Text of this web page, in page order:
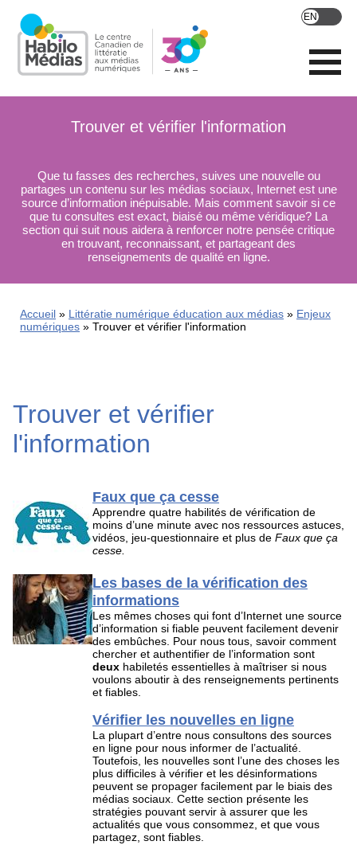
main
content
Trouver et vérifier l'information
Que tu fasses des recherches, suives une nouvelle ou
partages un contenu sur les médias sociaux, Internet est une
source d’information inépuisable. Mais comment savoir si ce
que tu consultes est exact, biaisé ou même véridique? La
section qui suit nous aidera à renforcer notre pensée critique
en trouvant, reconnaissant, et partageant des
renseignements de qualité en ligne.
Accueil Littératie numérique éducation aux médias
Enjeux
numériques
Trouver et vérifier l'information
Trouver et vérifier
l'information
Faux que ça cesse
Apprendre quatre habilités de vérification de
moins d’une minute avec nos ressources astuces,
vidéos, jeu-questionnaire et plus de Faux que ça
cesse.
Les bases de la vérification des
informations
Les mêmes choses qui font d’Internet une source
d’information si fiable peuvent facilement devenir
des embûches. Pour nous tous, savoir comment
chercher et authentifier de l’information sont
deux habiletés essentielles à maîtriser si nous
voulons aboutir à des renseignements pertinents
et fiables.
Vérifier les nouvelles en ligne
La plupart d’entre nous consultons des sources
en ligne pour nous informer de l’actualité.
Toutefois, les nouvelles sont l’une des choses les
plus difficiles à vérifier et les désinformations
peuvent se propager facilement par le biais des
médias sociaux. Cette section présente les
stratégies pouvant servir à assurer que les
actualités que vous consommez, et que vous
partagez, sont fiables.